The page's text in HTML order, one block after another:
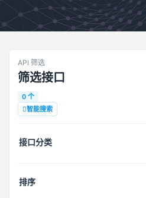
API 筛选
筛选接口
0 个
智能搜索
接口分类
排序